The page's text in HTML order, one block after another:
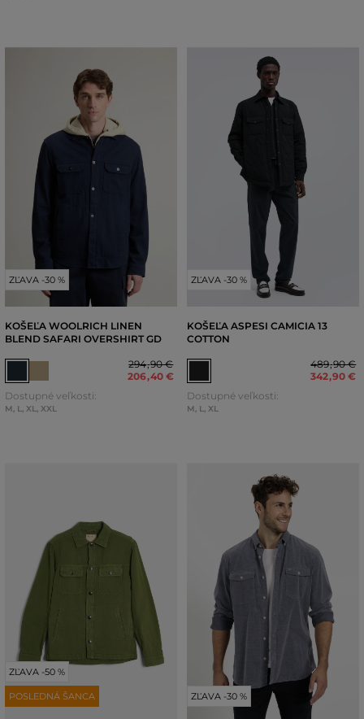
ZĽAVA -30 %
KOŠEĽA WOOLRICH LINEN
BLEND SAFARI OVERSHIRT GD
294,90 €
206,40 €
Dostupné veľkosti:
M, L, XL, XXL
ZĽAVA -30 %
KOŠEĽA ASPESI CAMICIA 13
COTTON
489,90 €
342,90 €
Dostupné veľkosti:
M, L, XL
ZĽAVA -50 %
POSLEDNÁ ŠANCA ZĽAVA -30 %